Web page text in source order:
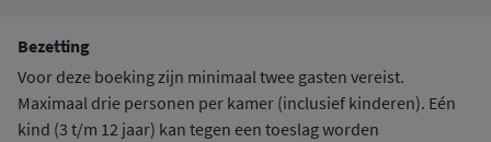
Bezetting
Voor deze boeking zijn minimaal twee gasten vereist.
Maximaal drie personen per kamer (inclusief kinderen). Eén
kind (3 t/m 12 jaar) kan tegen een toeslag worden